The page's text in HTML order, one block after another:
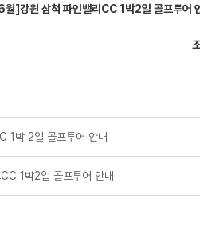
월]강원 삼척 파인밸리CC 1박2일 골프투어
1박 2일 골프투어 안내
1박2일 골프투어 안내